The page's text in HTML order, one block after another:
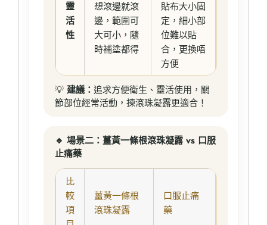
靈
活
性
想滾邊就滾
邊，範圍可
大可小，隨
時補塗都得
貼布大小固
定，細小部
位難以貼
合，更換唔
方便
💡建議：追求方便衛生、靈活使用，關
節部位經常活動，揀滾珠凝露更適合！
🔹 場景二：薑黃一條根滾珠凝露 vs 口服
止痛藥
比
較
項
薑黃一條根
滾珠凝露
口服止痛
藥